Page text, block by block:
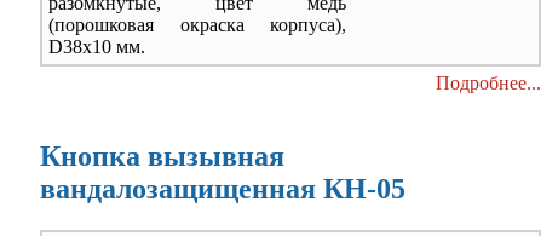
(порошковая окраска корпуса),
D38х10 мм.
Подробнее...
Кнопка вызывная
вандалозащищенная КН-05